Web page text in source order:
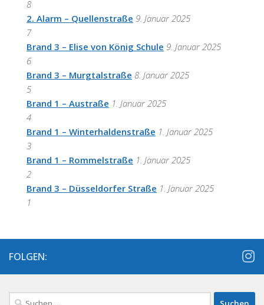
8
2. Alarm – Quellenstraße 9. Januar 2025
7
Brand 3 – Elise von König Schule 9. Januar 2025
6
Brand 3 – Murgtalstraße 8. Januar 2025
5
Brand 1 – Austraße 1. Januar 2025
4
Brand 1 – Winterhaldenstraße 1. Januar 2025
3
Brand 1 – Rommelstraße 1. Januar 2025
2
Brand 3 – Düsseldorfer Straße 1. Januar 2025
1
FOLGEN:
Suchen